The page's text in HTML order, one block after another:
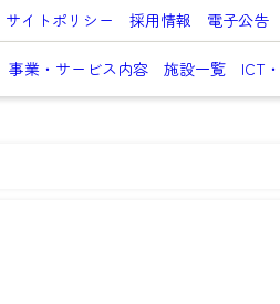
サイトポリシー 採用情報 電子公告
事業・サービス内容 施設一覧 ICT